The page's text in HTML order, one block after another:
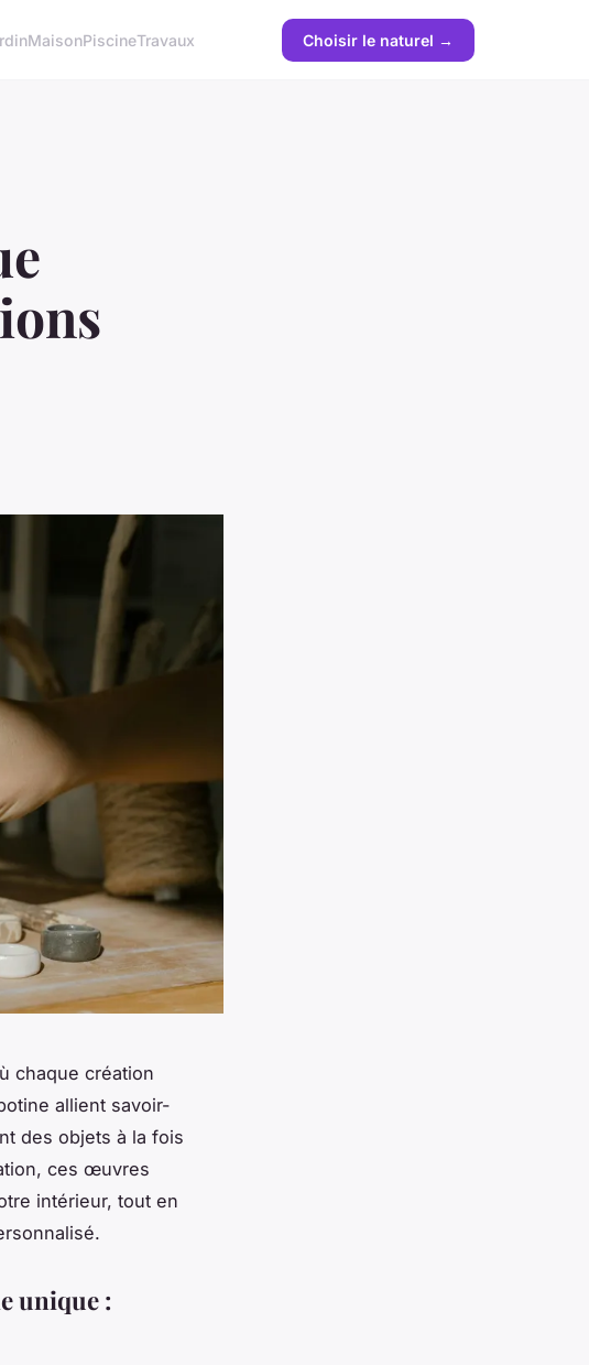
MaisonPiscineTravaux Choisir le naturel →
chaque création
allient savoir-
des objets à la fois
ces œuvres
intérieur, tout en
unique :